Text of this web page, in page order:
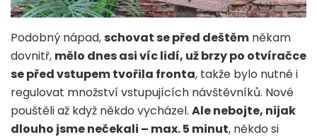
Podobný nápad,schovat se před deštěm někam
dovnitř, mělo dnes asi víc lidí, už brzy po otvíračce
se před vstupem tvořila fronta, takže bylo nutné i
regulovat množství vstupujících návštěvníků. Nové
pouštěli až když někdo vycházel. Ale nebojte, nijak
dlouho jsme nečekali – max. 5 minut, někdo si